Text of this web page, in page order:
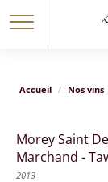
Accueil Nos vins
Morey Saint
Marchand -
2013